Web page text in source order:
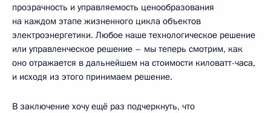
прозрачность и управляемость ценообразования
на каждом этапе жизненного цикла объектов
электроэнергетики. Любое наше технологическое решение
или управленческое решение – мы теперь смотрим, как
оно отражается в дальнейшем на стоимости киловатт-часа,
и исходя из этого принимаем решение.
В заключение хочу ещё раз подчеркнуть, что